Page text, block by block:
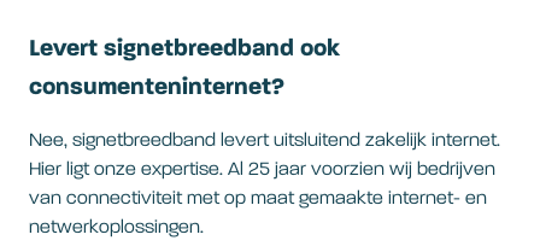
Levert signetbreedband ook
consumenteninternet?
Nee, signetbreedband levert uitsluitend zakelijk internet.
Hier ligt onze expertise. Al 25 jaar voorzien wij bedrijven
van connectiviteit met op maat gemaakte internet- en
netwerkoplossingen.